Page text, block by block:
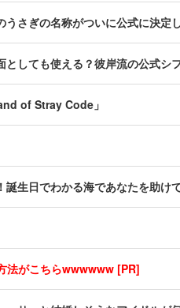
うさぎの名称がついに公式に決定
としても使える？彼岸流の公式シ
of Stray Code」
誕生日でわかる海であなたを助
法がこちらwwwwww [PR]